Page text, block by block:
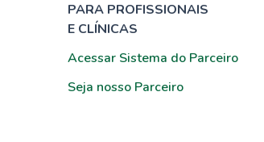
PARA PROFISSIONAIS
E CLÍNICAS
Acessar Sistema do Parceiro
Seja nosso Parceiro